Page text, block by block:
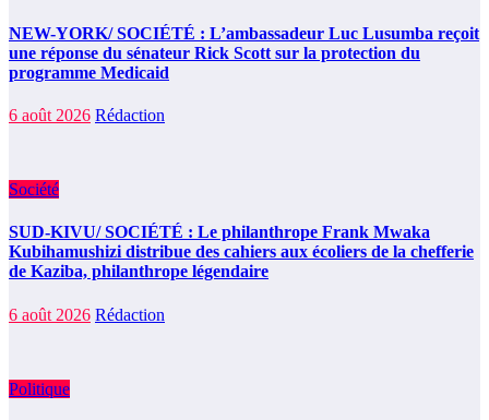
NEW-YORK/ SOCIÉTÉ : L’ambassadeur Luc Lusumba reçoit
une réponse du sénateur Rick Scott sur la protection du
programme Medicaid
6 août 2026 Rédaction
Société
SUD-KIVU/ SOCIÉTÉ : Le philanthrope Frank Mwaka
Kubihamushizi distribue des cahiers aux écoliers de la chefferie
de Kaziba, philanthrope légendaire
6 août 2026 Rédaction
Politique